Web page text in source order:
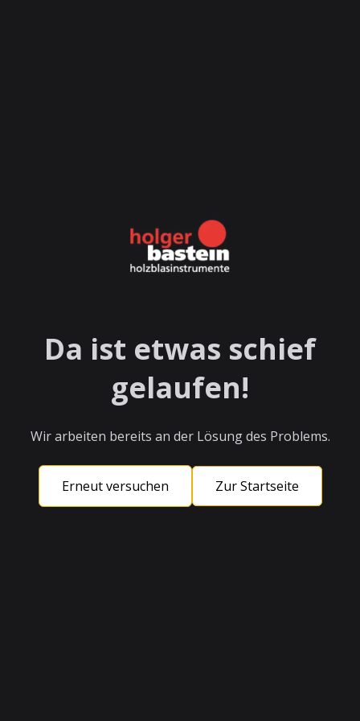
Da ist etwas schief
gelaufen!
Wir arbeiten bereits an der Lösung des Problems.
Erneut versuchen Zur Startseite